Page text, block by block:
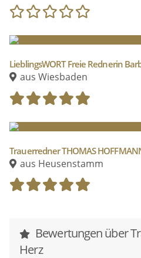
LieblingsWORT Freie Rednerin
aus Wiesbaden
Trauerredner THOMAS
aus Heusenstamm
Bewertungen über
Herz